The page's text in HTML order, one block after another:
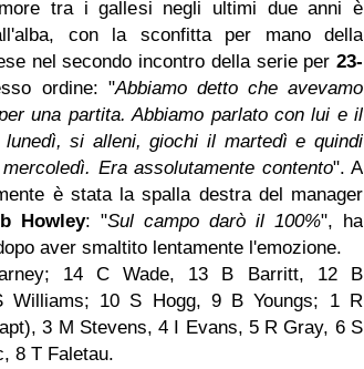
tra i gallesi negli ultimi due anni è
con la sconfitta per mano della
nel secondo incontro della serie per 23-
ordine: "Abbiamo detto che avevamo
una partita. Abbiamo parlato con lui e il
si alleni, giochi il martedì e quindi
Era assolutamente contento". A
è stata la spalla destra del manager
Howley: "Sul campo darò il 100%", ha
aver smaltito lentamente l'emozione.
14 C Wade, 13 B Barritt, 12 B
Williams; 10 S Hogg, 9 B Youngs; 1 R
3 M Stevens, 4 I Evans, 5 R Gray, 6 S
8 T Faletau.